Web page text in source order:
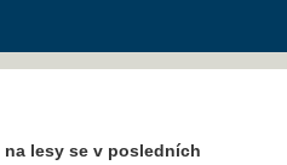
lesy se v posledních